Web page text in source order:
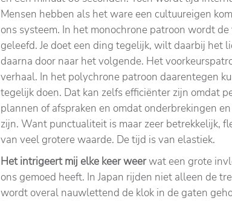
Mensen hebben als het ware een cultuureigen
ons systeem. In het monochrone patroon wordt
geleefd. Je doet een ding tegelijk, wilt daarbij het
daarna door naar het volgende. Het
verhaal. In het polychrone patroon daarentegen
tegelijk doen. Dat kan zelfs efficiënter zijn omdat
plannen of afspraken en omdat onderbrekingen
zijn. Want punctualiteit is maar zeer betrekkelijk,
van veel grotere waarde. De tijd is van elastiek.
Het intrigeert mij elke keer weerwat een grote
ons gemoed heeft. In Japan rijden niet alleen de
wordt overal nauwlettend de klok in de gaten